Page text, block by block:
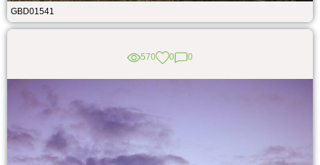
GBD01541
570 0 0